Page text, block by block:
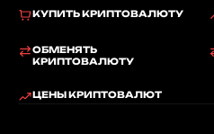
КУПИТЬ КРИПТОВАЛЮТУ
ОБМЕНЯТЬ
КРИПТОВАЛЮТУ
ЦЕНЫ КРИПТОВАЛЮТ